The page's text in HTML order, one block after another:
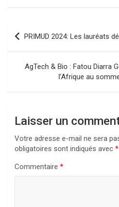
Navigation
de
l’article
PRIMUD 2024: Les lauréats
AgTech & Bio : Fatou Diarra
l’Afrique au
Laisser un
Votre adresse e-mail ne sera
obligatoires sont indiqués avec *
Commentaire *